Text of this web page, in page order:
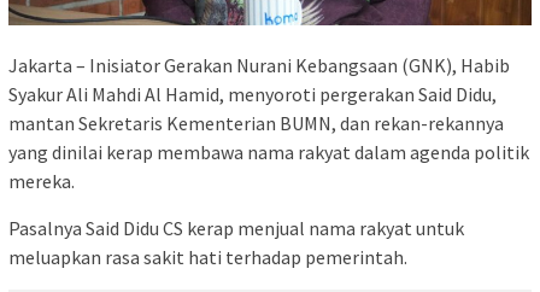
Jakarta – Inisiator Gerakan Nurani Kebangsaan (GNK), Habib
Syakur Ali Mahdi Al Hamid, menyoroti pergerakan Said Didu,
mantan Sekretaris Kementerian BUMN, dan rekan-rekannya
yang dinilai kerap membawa nama rakyat dalam agenda politik
mereka.
Pasalnya Said Didu CS kerap menjual nama rakyat untuk
meluapkan rasa sakit hati terhadap pemerintah.